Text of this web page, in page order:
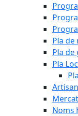
Pla
Pla
Pla
Noms